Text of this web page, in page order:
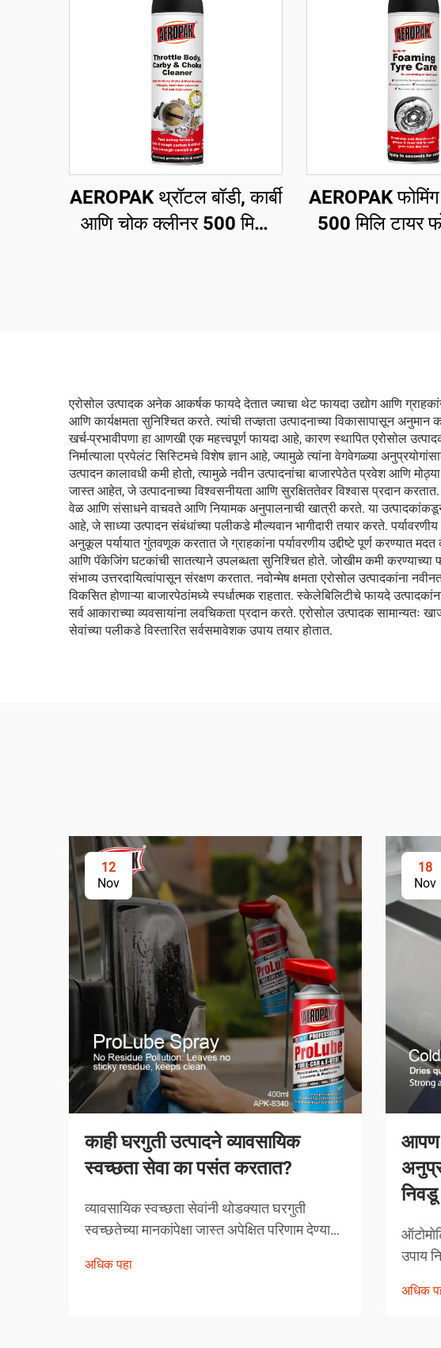
AEROPAK थ्रॉटल बॉडी, कार्बी
आणि चोक क्लीनर 500 मिलि
AEROPAK
500 मिलि टायर
एरोसोल उत्पादक अनेक आकर्षक फायदे देतात ज्याचा थेट फायदा उद्योग आणि
आणि कार्यक्षमता सुनिश्चित करते. त्यांची तज्ज्ञता उत्पादनाच्या विकासापासून
खर्च-प्रभावीपणा हा आणखी एक महत्त्वपूर्ण फायदा आहे, कारण स्थापित एरोसोल
निर्मात्याला प्रपेलंट सिस्टिमचे विशेष ज्ञान आहे, ज्यामुळे त्यांना वेगवेगळ्या
उत्पादन कालावधी कमी होतो, त्यामुळे नवीन उत्पादनांचा बाजारपेठेत प्रवेश आणि
जास्त आहेत, जे उत्पादनाच्या विश्वसनीयता आणि सुरक्षिततेवर विश्वास प्रदान
वेळ आणि संसाधने वाचवते आणि नियामक अनुपालनाची खात्री करते. या
आहे, जे साध्या उत्पादन संबंधांच्या पलीकडे मौल्यवान भागीदारी तयार करते.
अनुकूल पर्यायात गुंतवणूक करतात जे ग्राहकांना पर्यावरणीय उद्दीष्टे पूर्ण करण्यात
आणि पॅकेजिंग घटकांची सातत्याने उपलब्धता सुनिश्चित होते. जोखीम कमी करण्याच्या
संभाव्य उत्तरदायित्वांपासून संरक्षण करतात. नवोन्मेष क्षमता एरोसोल उत्पादकांना
विकसित होणाऱ्या बाजारपेठांमध्ये स्पर्धात्मक राहतात. स्केलेबिलिटीचे फायदे
सर्व आकाराच्या व्यवसायांना लवचिकता प्रदान करते. एरोसोल उत्पादक
सेवांच्या पलीकडे विस्तारित सर्वसमावेशक उपाय तयार होतात.
12
Nov
काही घरगुती उत्पादने व्यावसायिक
स्वच्छता सेवा का पसंत करतात?
व्यावसायिक स्वच्छता सेवांनी थोडक्यात घरगुती
स्वच्छतेच्या मानकांपेक्षा जास्त अपेक्षित परिणाम देण्यावर
उत्पादने अनियंत्रित निवड नसून, त्यांची प्रभावीता
अधिक पहा
18
Nov
आपण
उपाय
आवश्यक
अधिक